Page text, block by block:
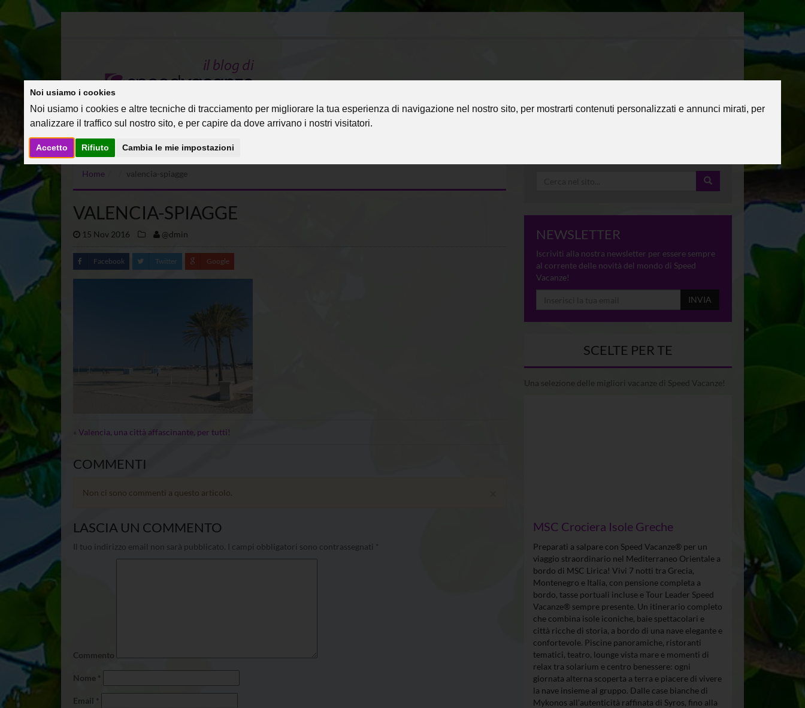
Noi usiamo i cookies
Noi usiamo i cookies e altre tecniche di tracciamento per migliorare la tua esperienza di navigazione nel nostro sito, per mostrarti contenuti personalizzati e annunci mirati, per
analizzare il traffico sul nostro sito, e per capire da dove arrivano i nostri visitatori.
Accetto Rifiuto Cambia le mie impostazioni
Home valencia-spiagge
VALENCIA-SPIAGGE
15 Nov 2016 @dmin
Facebook Twitter Google
Valencia, una città affascinante, per tutti!
COMMENTI
Non ci sono commenti a questo articolo.
LASCIA UN COMMENTO
Il tuo indirizzo email non sarà pubblicato. I campi obbligatori sono contrassegnati *
Commento
Nome *
Email *
NEWSLETTER
Iscriviti alla nostra newsletter per essere sempre
al corrente delle novità del mondo di Speed
Vacanze!
INVIA
SCELTE PER TE
Una selezione delle migliori vacanze di Speed Vacanze!
MSC Crociera Isole Greche
Preparati a salpare con Speed Vacanze® per un
viaggio straordinario nel Mediterraneo Orientale a
bordo di MSC Lirica! Vivi 7 notti tra Grecia,
Montenegro e Italia, con pensione completa a
bordo, tasse portuali incluse e Tour Leader Speed
Vacanze® sempre presente. Un itinerario completo
che combina isole iconiche, baie spettacolari e
città ricche di storia, a bordo di una nave elegante e
confortevole. Piscine panoramiche, ristoranti
tematici, teatro, lounge vista mare e momenti di
relax tra solarium e centro benessere: ogni
giornata alterna scoperta a terra e piacere di vivere
la nave insieme al gruppo. Dalle case bianche di
Mykonos all’autenticità raffinata di Syros, fino alla